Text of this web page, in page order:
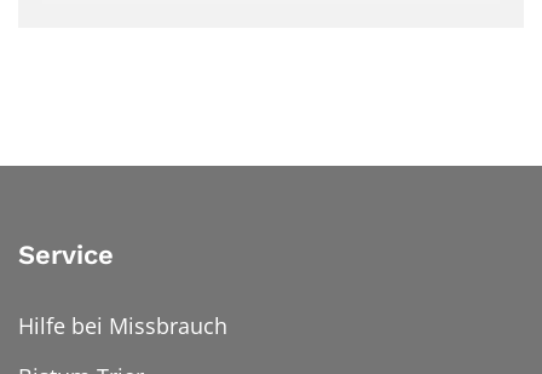
Service
Hilfe bei Missbrauch